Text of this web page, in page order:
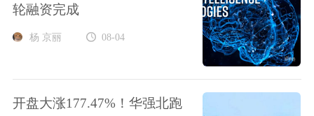
轮融资完成
杨 京丽 08-04
开盘大涨177.47%！华强北跑